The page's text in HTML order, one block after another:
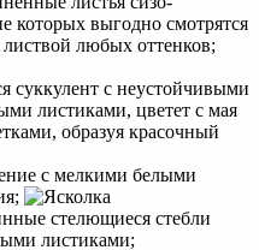
которых выгодно смотрятся
любых оттенков;
с неустойчивыми
листиками, цветет с мая
образуя красочный
с мелкими белыми
стелющиеся стебли
листиками;